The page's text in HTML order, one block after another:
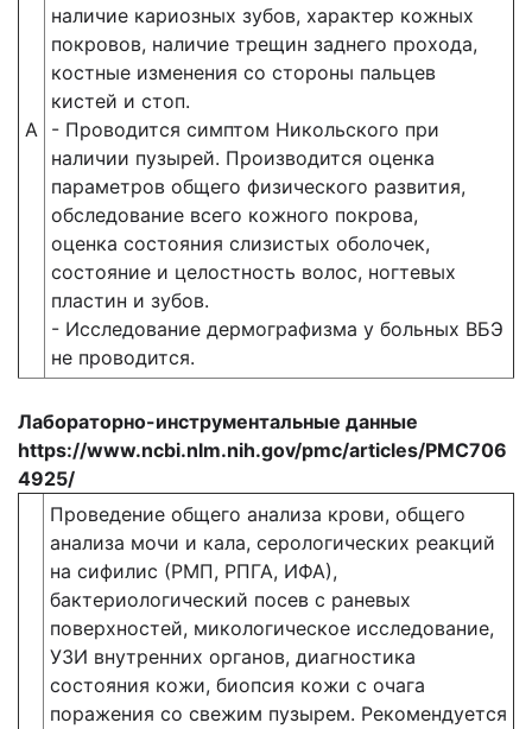
А
наличие кариозных зубов, характер кожных
покровов, наличие трещин заднего прохода,
костные изменения со стороны пальцев
кистей и стоп.
- Проводится симптом Никольского при
наличии пузырей. Производится оценка
параметров общего физического развития,
обследование всего кожного покрова,
оценка состояния слизистых оболочек,
состояние и целостность волос, ногтевых
пластин и зубов.
- Исследование дермографизма у больных ВБЭ
не проводится.
Лабораторно-инструментальные данные
https://www.ncbi.nlm.nih.gov/pmc/articles/PMC706
4925/
Проведение общего анализа крови, общего
анализа мочи и кала, серологических реакций
на сифилис (РМП, РПГА, ИФА),
бактериологический посев с раневых
поверхностей, микологическое исследование,
УЗИ внутренних органов, диагностика
состояния кожи, биопсия кожи с очага
поражения со свежим пузырем. Рекомендуется